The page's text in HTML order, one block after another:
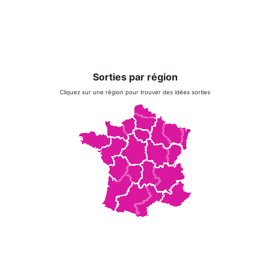
Sorties par région
Cliquez sur une région pour trouver des idées sorties